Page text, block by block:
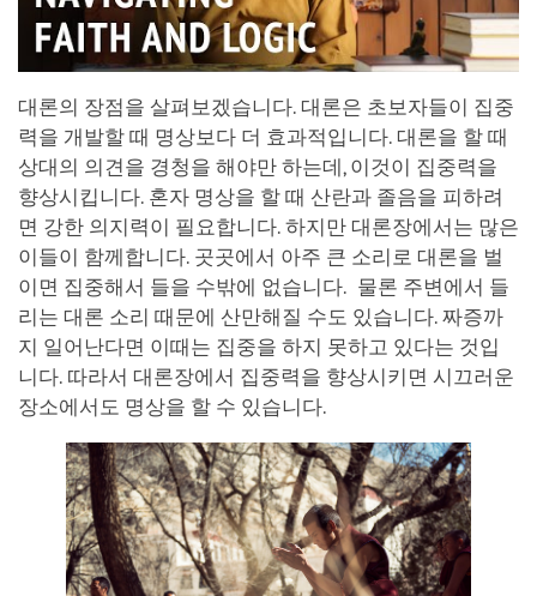
대론의 장점을 살펴보겠습니다. 대론은 초보자들이 집중
력을 개발할 때 명상보다 더 효과적입니다. 대론을 할 때
상대의 의견을 경청을 해야만 하는데, 이것이 집중력을
향상시킵니다. 혼자 명상을 할 때 산란과 졸음을 피하려
면 강한 의지력이 필요합니다. 하지만 대론장에서는 많은
이들이 함께합니다. 곳곳에서 아주 큰 소리로 대론을 벌
이면 집중해서 들을 수밖에 없습니다. 물론 주변에서 들
리는 대론 소리 때문에 산만해질 수도 있습니다. 짜증까
지 일어난다면 이때는 집중을 하지 못하고 있다는 것입
니다. 따라서 대론장에서 집중력을 향상시키면 시끄러운
장소에서도 명상을 할 수 있습니다.